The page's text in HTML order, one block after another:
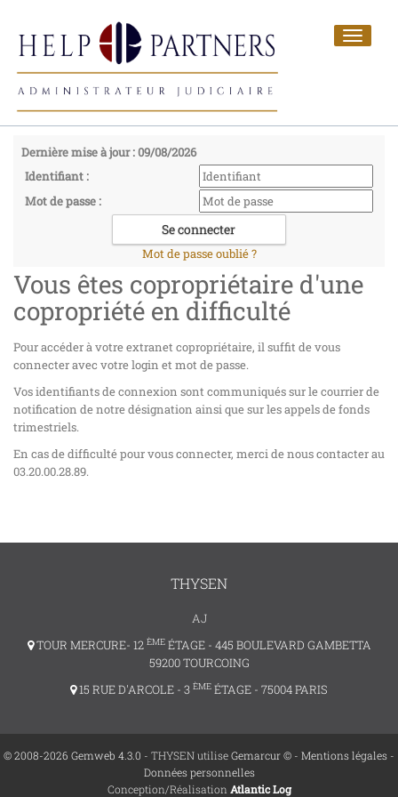
Toggle
Dernière mise à jour : 09/08/2026
Identifiant :
Mot de passe :
Mot de passe oublié ?
Vous êtes copropriétaire d'une
copropriété en difficulté
Pour accéder à votre extranet copropriétaire, il suffit de vous
connecter avec votre login et mot de passe.
Vos identifiants de connexion sont communiqués sur le courrier de
notification de notre désignation ainsi que sur les appels de fonds
trimestriels.
En cas de difficulté pour vous connecter, merci de nous contacter au
03.20.00.28.89.
THYSEN
AJ
TOUR MERCURE- 12 ÈMEÉTAGE - 445 BOULEVARD GAMBETTA
59200 TOURCOING
15 RUE D'ARCOLE - 3 ÈME ÉTAGE - 75004 PARIS
© 2008-2026 Gemweb 4.3.0 - THYSEN utiliseGemarcur © - Mentions légales -
Données personnelles
Conception/Réalisation Atlantic Log